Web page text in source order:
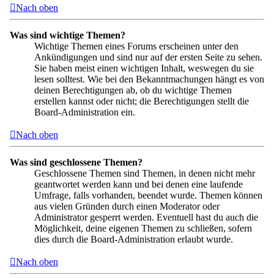
Nach oben
Was sind wichtige Themen?
Wichtige Themen eines Forums erscheinen unter den
Ankündigungen und sind nur auf der ersten Seite zu sehen.
Sie haben meist einen wichtigen Inhalt, weswegen du sie
lesen solltest. Wie bei den Bekanntmachungen hängt es von
deinen Berechtigungen ab, ob du wichtige Themen
erstellen kannst oder nicht; die Berechtigungen stellt die
Board-Administration ein.
Nach oben
Was sind geschlossene Themen?
Geschlossene Themen sind Themen, in denen nicht mehr
geantwortet werden kann und bei denen eine laufende
Umfrage, falls vorhanden, beendet wurde. Themen können
aus vielen Gründen durch einen Moderator oder
Administrator gesperrt werden. Eventuell hast du auch die
Möglichkeit, deine eigenen Themen zu schließen, sofern
dies durch die Board-Administration erlaubt wurde.
Nach oben